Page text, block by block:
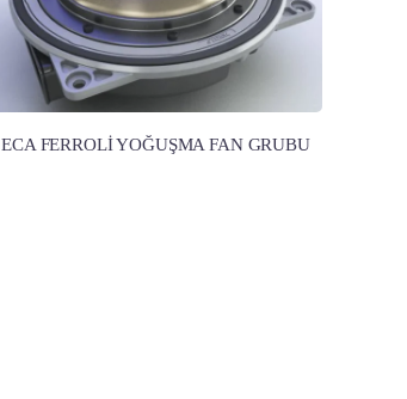
ECA FERROLİ YOĞUŞMA FAN GRUBU